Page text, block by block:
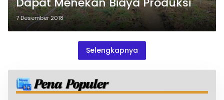
7 Desember 2018
Selengkapnya